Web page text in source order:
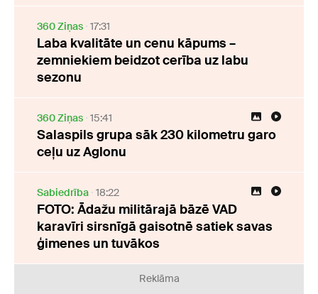
360 Ziņas 17:31
Laba kvalitāte un cenu kāpums –
zemniekiem beidzot cerība uz labu
sezonu
360 Ziņas 15:41
Salaspils grupa sāk 230 kilometru garo
ceļu uz Aglonu
Sabiedrība 18:22
FOTO: Ādažu militārajā bāzē VAD
karavīri sirsnīgā gaisotnē satiek savas
ģimenes un tuvākos
Reklāma